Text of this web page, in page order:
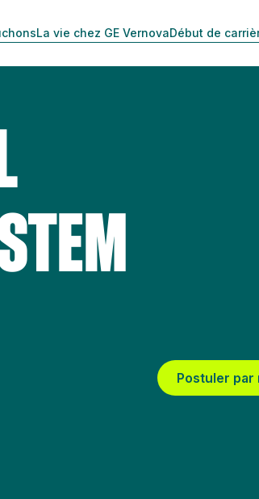
La vie chez GE VernovaDébut de
Postuler par